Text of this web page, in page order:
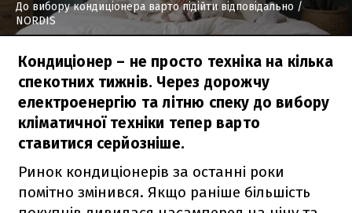
До вибору кондиціонера варто підійти відповідально /
NORDIS
Кондиціонер – не просто техніка на кілька
спекотних тижнів. Через дорожчу
електроенергію та літню спеку до вибору
кліматичної техніки тепер варто
ставитися серйозніше.
Ринок кондиціонерів за останні роки
помітно змінився. Якщо раніше більшість